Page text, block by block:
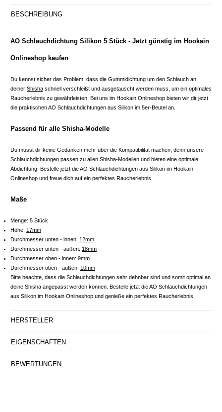
BESCHREIBUNG
AO Schlauchdichtung Silikon 5 Stück - Jetzt günstig im Hookain
Onlineshop kaufen
Du kennst sicher das Problem, dass die Gummidichtung um den Schlauch an
deiner Shisha schnell verschleißt und ausgetauscht werden muss, um ein optimales
Raucherlebnis zu gewährleisten. Bei uns im Hookain Onlineshop bieten wir dir jetzt
die praktischen AO Schlauchdichtungen aus Silikon im 5er-Beutel an.
Passend für alle Shisha-Modelle
Du musst dir keine Gedanken mehr über die Kompatibilität machen, denn unsere
Schlauchdichtungen passen zu allen Shisha-Modellen und bieten eine optimale
Abdichtung. Bestelle jetzt die AO Schlauchdichtungen aus Silikon im Hookain
Onlineshop und freue dich auf ein perfektes Raucherlebnis.
Maße
Menge: 5 Stück
Höhe: 17mm
Durchmesser unten - innen: 12mm
Durchmesser unten - außen: 18mm
Durchmesser oben - innen: 9mm
Durchmesser oben - außen: 10mm
Bitte beachte, dass die Schlauchdichtungen sehr dehnbar sind und somit optimal an
deine Shisha angepasst werden können. Bestelle jetzt die AO Schlauchdichtungen
aus Silikon im Hookain Onlineshop und genieße ein perfektes Raucherlebnis.
HERSTELLER
EIGENSCHAFTEN
BEWERTUNGEN